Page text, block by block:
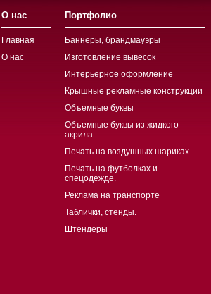
О нас
Главная
О нас
Портфолио
Баннеры, брандмауэры
Изготовление вывесок
Интерьерное оформление
Крышные рекламные конструкции
Объемные буквы
Объемные буквы из жидкого
акрила
Печать на воздушных шариках.
Печать на футболках и
спецодежде.
Реклама на транспорте
Таблички, стенды.
Штендеры